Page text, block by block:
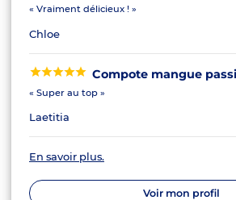
« Vraiment délicieux ! »
Chloe
Compote mangue
« Super au top »
Laetitia
En savoir plus.
Voir mon profil